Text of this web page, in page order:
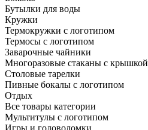
Бутылки для воды
Кружки
Термокружки с логотипом
Термосы с логотипом
Заварочные чайники
Многоразовые стаканы с крышкой
Столовые тарелки
Пивные бокалы с логотипом
Отдых
Все товары категории
Мультитулы с логотипом
Игры и головоломки